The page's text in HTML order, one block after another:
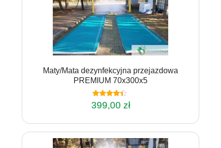
Maty/Mata dezynfekcyjna przejazdowa
PREMIUM 70x300x5
Oceniono
4.20
399,00 zł